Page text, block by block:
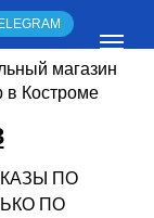
магазин
в Костроме
ПО
ПО